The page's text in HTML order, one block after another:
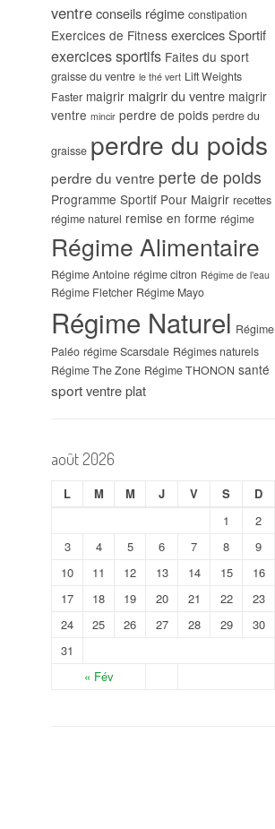
ventreconseils régime constipation
Exercices de Fitness exercices Sportif
exercices sportifs Faites du sport
graisse du ventre le thé vert Lift Weights
Faster maigrir maigrir du ventre maigrir
ventre mincir perdre de poids perdre du
graisse perdre du poids
perdre du ventre perte de poids
Programme Sportif Pour Maigrir recettes
régime naturel remise en forme régime
Régime Alimentaire
Régime Antoine régime citron Régime de l’eau
Régime Fletcher Régime Mayo
Régime Naturel Régime
Paléo régime Scarsdale Régimes naturels
Régime The Zone Régime THONON santé
sportventre plat
août 2026
L M M J V S D
« Fév
1
2
3
4 5 6 7 8
9
10
11 12 13 14 15
16
17
18 19 20 21 22
23
24
25 26 27 28 29
30
31